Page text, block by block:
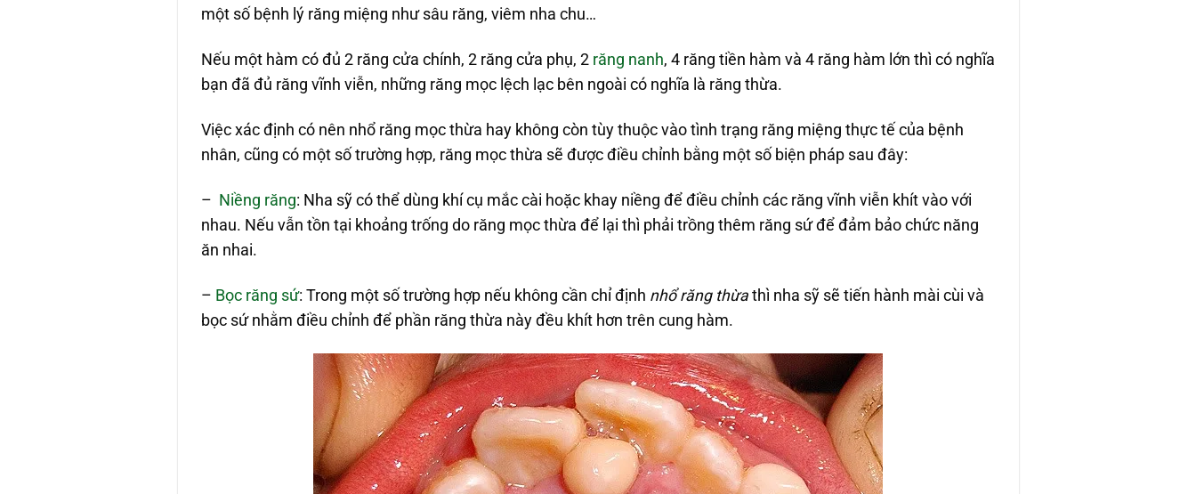
một số bệnh lý răng miệng như sâu răng, viêm nha chu…
Nếu một hàm có đủ 2 răng cửa chính, 2 răng cửa phụ, 2 răng nanh, 4 răng tiền hàm và 4 răng hàm lớn thì có nghĩa
bạn đã đủ răng vĩnh viễn, những răng mọc lệch lạc bên ngoài có nghĩa là răng thừa.
Việc xác định có nên nhổ răng mọc thừa hay không còn tùy thuộc vào tình trạng răng miệng thực tế của bệnh
nhân, cũng có một số trường hợp, răng mọc thừa sẽ được điều chỉnh bằng một số biện pháp sau đây:
– Niềng răng: Nha sỹ có thể dùng khí cụ mắc cài hoặc khay niềng để điều chỉnh các răng vĩnh viễn khít vào với
nhau. Nếu vẫn tồn tại khoảng trống do răng mọc thừa để lại thì phải trồng thêm răng sứ để đảm bảo chức năng
ăn nhai.
– Bọc răng sứ: Trong một số trường hợp nếu không cần chỉ định nhổ răng thừathì nha sỹ sẽ tiến hành mài cùi và
bọc sứ nhằm điều chỉnh để phần răng thừa này đều khít hơn trên cung hàm.